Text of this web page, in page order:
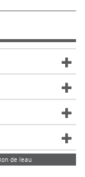
de leau